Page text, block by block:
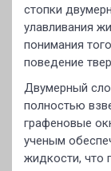
стопки
улавливания
понимания
поведение
Двумерный
полностью
графеновые
ученым
жидкости, что